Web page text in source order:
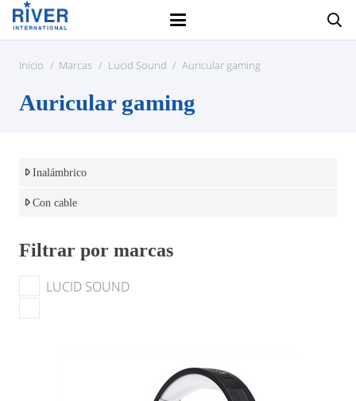
Inicio / Marcas / Lucid Sound / Auricular gaming
Auricular gaming
Inalámbrico
Con cable
Filtrar por marcas
LUCID SOUND